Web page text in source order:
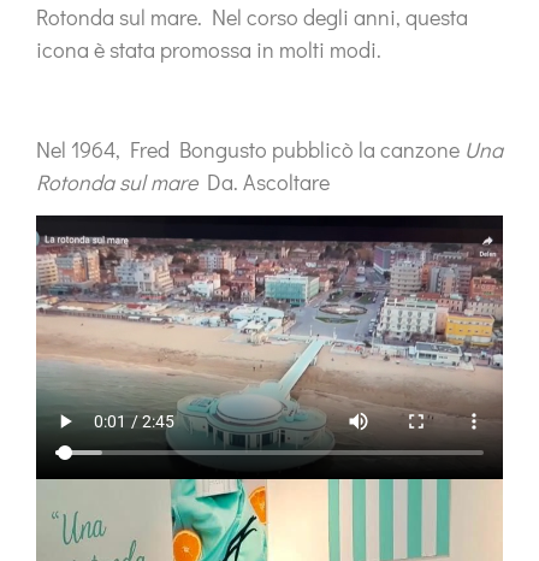
Rotonda sul mare. Nel corso degli anni, questa
icona è stata promossa in molti modi.
Nel 1964, Fred Bongusto pubblicò la canzone Una
Rotonda sul mareDa. Ascoltare